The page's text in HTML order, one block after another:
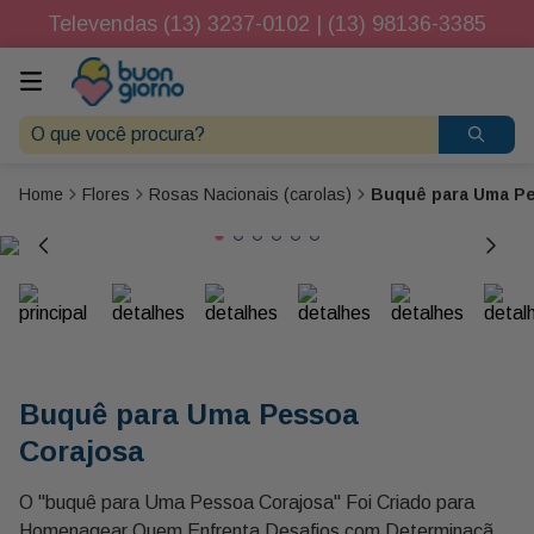
Televendas (13) 3237-0102 | (13) 98136-3385
O que você procura?
Flores Rosas Nacionais (carolas) Buquê para Uma
Buquê para Uma Pessoa
Corajosa
O "buquê para Uma Pessoa Corajosa" Foi Criado para